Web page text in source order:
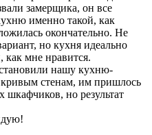
замерщика, он все
именно такой, как
окончательно. Не
но кухня идеально
как мне нравится.
нашу кухню-
стенам, им пришлось
но результат